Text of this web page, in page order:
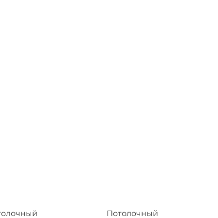
Потолочный